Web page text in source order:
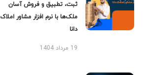
ثبت، تطبیق و فروش آسان
ملک‌ها با نرم افزار مشاور املاک
دانا
19 مرداد 1404